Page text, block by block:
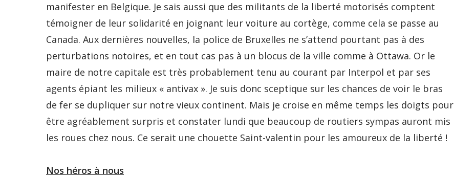
manifester en Belgique. Je sais aussi que des militants de la liberté motorisés comptent
témoigner de leur solidarité en joignant leur voiture au cortège, comme cela se passe au
Canada. Aux dernières nouvelles, la police de Bruxelles ne s’attend pourtant pas à des
perturbations notoires, et en tout cas pas à un blocus de la ville comme à Ottawa. Or le
maire de notre capitale est très probablement tenu au courant par Interpol et par ses
agents épiant les milieux « antivax ». Je suis donc sceptique sur les chances de voir le bras
de fer se dupliquer sur notre vieux continent. Mais je croise en même temps les doigts pour
être agréablement surpris et constater lundi que beaucoup de routiers sympas auront mis
les roues chez nous. Ce serait une chouette Saint-valentin pour les amoureux de la liberté !
Nos héros à nous